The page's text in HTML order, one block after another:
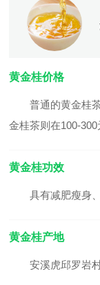
黄金桂价格
普通的黄金桂茶
金桂茶则在100-300
黄金桂功效
具有减肥瘦身、
黄金桂产地
安溪虎邱罗岩村